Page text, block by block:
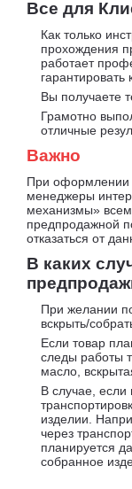
Все для
Как только
прохождения
работает
гарантировать
Вы получаете
Грамотно
отличные
Важно
При оформлении
менеджеры
механизмы»
предпродажной
отказаться от
В каких
При желании
вскрыть/
Если товар
следы работы
масло,
В случае, если
изделии.
через
планируется
собранное